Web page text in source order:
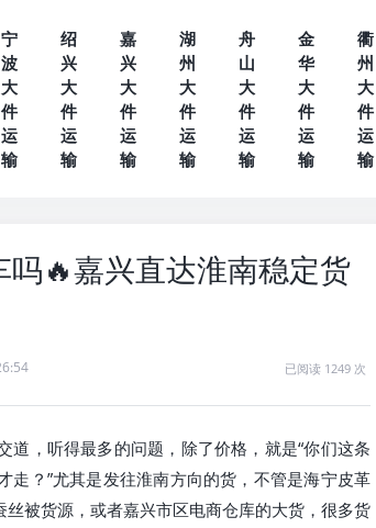
宁
波
大
件
运
输
绍
兴
大
件
运
输
嘉
兴
大
件
运
输
湖
州
大
件
运
输
舟
山
大
件
运
输
金
华
大
件
运
输
衢
州
大
件
运
输
🔥嘉兴直达淮南稳定货
已阅读 1249 次
，听得最多的问题，除了价格，就是“你们这条
？”尤其是发往淮南方向的货，不管是海宁皮革
被货源，或者嘉兴市区电商仓库的大货，很多货